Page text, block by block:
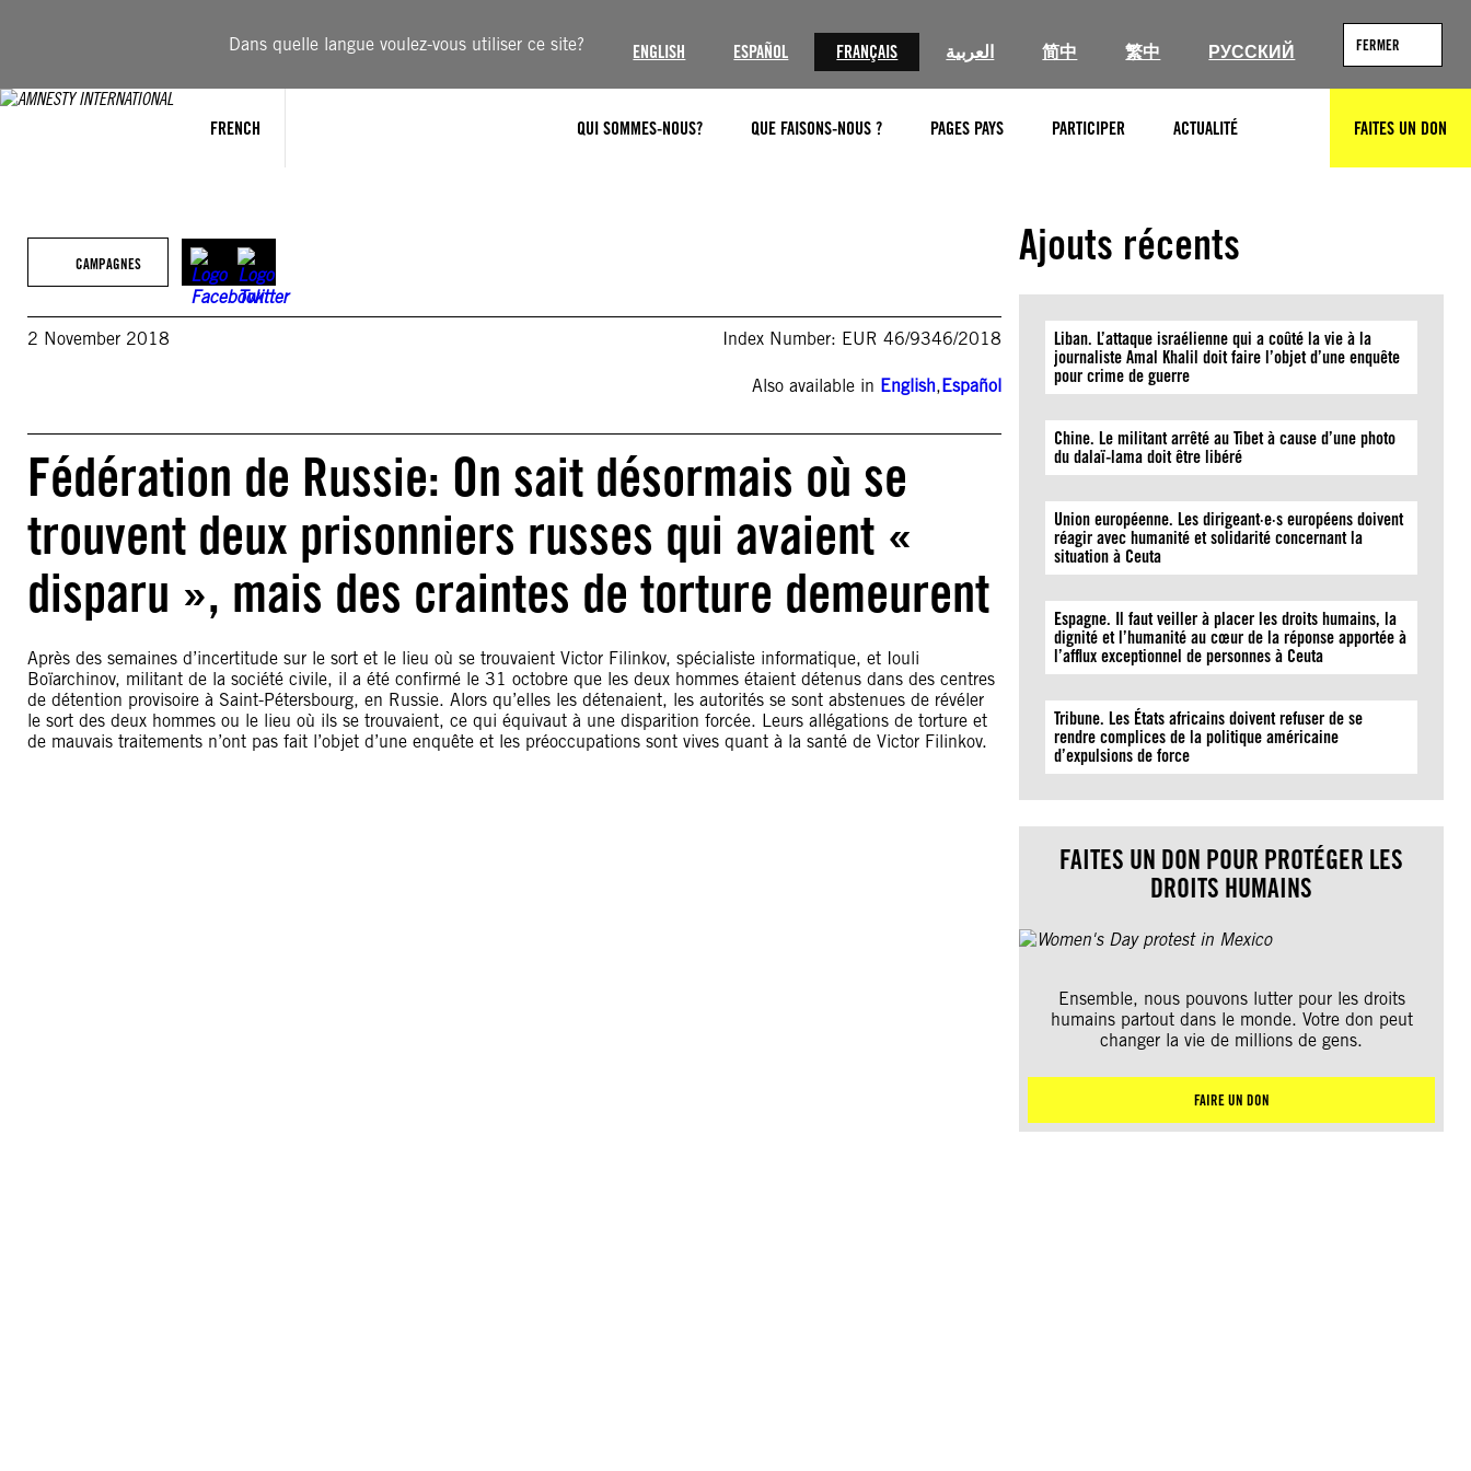
Dans quelle langue voulez-vous utiliser ce site? ENGLISH ESPAÑOL FRANÇAIS العربية 简中 繁中 РУССКИЙ FERMER
FRENCH QUI SOMMES-NOUS? QUE FAISONS-NOUS ? PAGES PAYS PARTICIPER ACTUALITÉ RECHERCHERFAITES UN DON
CAMPAGNES
2 November 2018 Index Number: EUR 46/9346/2018
Also available in English,Español
Fédération de Russie: On sait désormais où se
trouvent deux prisonniers russes qui avaient «
disparu », mais des craintes de torture demeurent
Après des semaines d’incertitude sur le sort et le lieu où se trouvaient Victor Filinkov, spécialiste informatique, et Iouli
Boïarchinov, militant de la société civile, il a été confirmé le 31 octobre que les deux hommes étaient détenus dans des centres
de détention provisoire à Saint-Pétersbourg, en Russie. Alors qu’elles les détenaient, les autorités se sont abstenues de révéler
le sort des deux hommes ou le lieu où ils se trouvaient, ce qui équivaut à une disparition forcée. Leurs allégations de torture et
de mauvais traitements n’ont pas fait l’objet d’une enquête et les préoccupations sont vives quant à la santé de Victor Filinkov.
Ajouts récents
Liban. L’attaque israélienne qui a coûté la vie à la
journaliste Amal Khalil doit faire l’objet d’une enquête
pour crime de guerre
Chine. Le militant arrêté au Tibet à cause d’une photo
du dalaï-lama doit être libéré
Union européenne. Les dirigeant·e·s européens doivent
réagir avec humanité et solidarité concernant la
situation à Ceuta
Espagne. Il faut veiller à placer les droits humains, la
dignité et l’humanité au cœur de la réponse apportée à
l’afflux exceptionnel de personnes à Ceuta
Tribune. Les États africains doivent refuser de se
rendre complices de la politique américaine
d’expulsions de force
FAITES UN DON POUR PROTÉGER LES
DROITS HUMAINS
Ensemble, nous pouvons lutter pour les droits
humains partout dans le monde. Votre don peut
changer la vie de millions de gens.
FAIRE UN DON